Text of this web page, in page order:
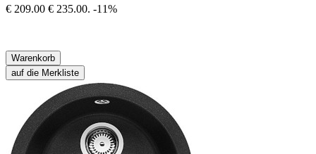
€ 209.00 € 235.00. -11%
Warenkorb
auf die Merkliste